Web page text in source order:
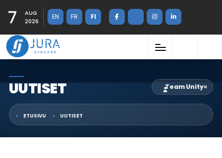
7
AUG
2026
EN FR FI
UUTISET Team Unity×
ETUSIVU UUTISET